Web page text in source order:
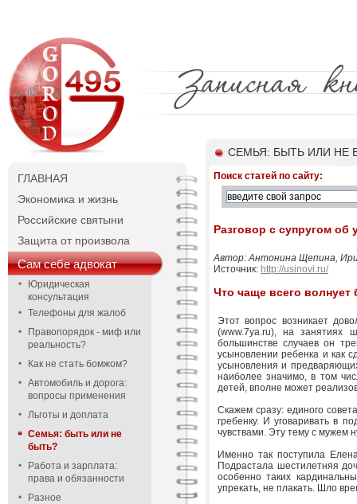
ГЛАВНАЯ
Экономика и жизнь
Российские святыни
Защита от произвола
Сам себе адвокат
Юридическая
консультация
Телефоны для жалоб
Правопорядок - миф или
реальность?
Как не стать бомжом?
Автомобиль и дорога:
вопросы применения
Льготы и доплата
Семья: быть или не
быть?
Работа и зарплата:
права и обязанности
Разное
СЕМЬЯ: БЫТЬ ИЛИ НЕ
Поиск статей по сайту:
Разговор с супругом
Автор: Антонина Щепина,
Источник: http://usinovi.ru/
Что чаще всего
Этот вопрос возникает
(www.7ya.ru), на занятиях
большинстве случаев он
усыновлении ребенка и как
усыновления и
наиболее значимо, в том
детей, вполне может
Скажем сразу: единого
гребенку. И уговаривать в
чувствами. Эту тему с мужем
Именно так поступила
Подрастала шестилетняя
особенно таких
упрекать, не плакать. Шло